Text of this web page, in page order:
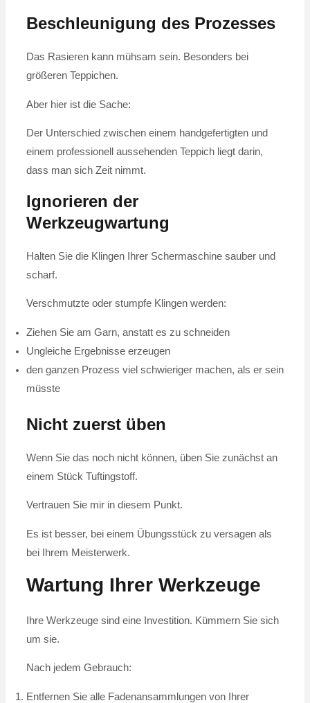
Beschleunigung des Prozesses
Das Rasieren kann mühsam sein. Besonders bei
größeren Teppichen.
Aber hier ist die Sache:
Der Unterschied zwischen einem handgefertigten und
einem professionell aussehenden Teppich liegt darin,
dass man sich Zeit nimmt.
Ignorieren der
Werkzeugwartung
Halten Sie die Klingen Ihrer Schermaschine sauber und
scharf.
Verschmutzte oder stumpfe Klingen werden:
Ziehen Sie am Garn, anstatt es zu schneiden
Ungleiche Ergebnisse erzeugen
den ganzen Prozess viel schwieriger machen, als er sein
müsste
Nicht zuerst üben
Wenn Sie das noch nicht können, üben Sie zunächst an
einem Stück Tuftingstoff.
Vertrauen Sie mir in diesem Punkt.
Es ist besser, bei einem Übungsstück zu versagen als
bei Ihrem Meisterwerk.
Wartung Ihrer Werkzeuge
Ihre Werkzeuge sind eine Investition. Kümmern Sie sich
um sie.
Nach jedem Gebrauch:
Entfernen Sie alle Fadenansammlungen von Ihrer